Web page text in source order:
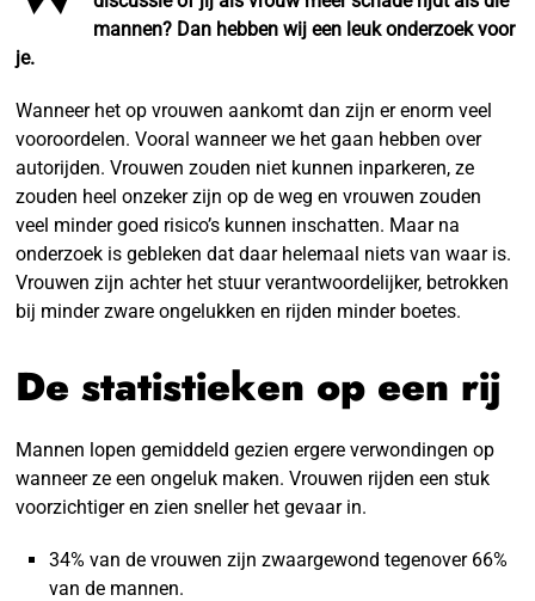
mannen? Dan hebben wij een leuk onderzoek voor
je.
Wanneer het op vrouwen aankomt dan zijn er enorm veel
vooroordelen. Vooral wanneer we het gaan hebben over
autorijden. Vrouwen zouden niet kunnen inparkeren, ze
zouden heel onzeker zijn op de weg en vrouwen zouden
veel minder goed risico’s kunnen inschatten. Maar na
onderzoek is gebleken dat daar helemaal niets van waar is.
Vrouwen zijn achter het stuur verantwoordelijker, betrokken
bij minder zware ongelukken en rijden minder boetes.
De statistieken op een rij
Mannen lopen gemiddeld gezien ergere verwondingen op
wanneer ze een ongeluk maken. Vrouwen rijden een stuk
voorzichtiger en zien sneller het gevaar in.
34% van de vrouwen zijn zwaargewond tegenover 66%
van de mannen.